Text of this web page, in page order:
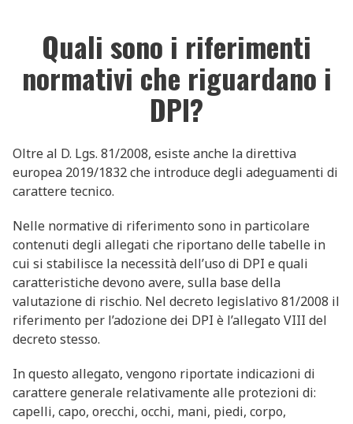
Quali sono i riferimenti
normativi che riguardano i
DPI?
Oltre al D. Lgs. 81/2008, esiste anche la direttiva
europea 2019/1832 che introduce degli adeguamenti di
carattere tecnico.
Nelle normative di riferimento sono in particolare
contenuti degli allegati che riportano delle tabelle in
cui si stabilisce la necessità dell’uso di DPI e quali
caratteristiche devono avere, sulla base della
valutazione di rischio. Nel decreto legislativo 81/2008 il
riferimento per l’adozione dei DPI è l’allegato VIII del
decreto stesso.
In questo allegato, vengono riportate indicazioni di
carattere generale relativamente alle protezioni di:
capelli, capo, orecchi, occhi, mani, piedi, corpo,